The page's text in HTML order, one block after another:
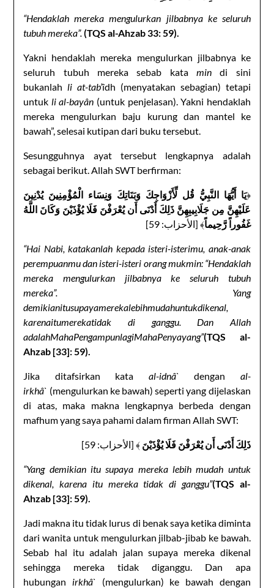
“Hendaklah mereka mengulurkan jilbabnya ke seluruh
tubuh mereka”.(TQS al-Ahzab33: 59)
Yakni hendaklah mereka mengulurkan jilbabnya ke
seluruh tubuh mereka sebab kata mindi sini
bukanlah li at-tab’îdh (menyatakan sebagian) tetapi
untuk li al-bayân (untuk penjelasan). Yakni hendaklah
mereka mengulurkan baju kurung dan mantel ke
bawah”, selesai kutipan dari buku tersebut.
Sesungguhnya ayat tersebut lengkapnya adalah
sebagai berikut. Allah SWT berfirman:
﴿يَا أَيُّهَا النَّبِيُّ قُل لِّأَزْوَاجِكَ وَبَنَاتِكَ وَنِسَاء الْمُؤْمِنِينَ يُدْنِينَ
عَلَيْهِنَّ مِن جَلَابِيبِهِنَّ ذَلِكَ أَدْنَى أَن يُعْرَفْنَ فَلَا يُؤْذَيْنَ وَكَانَ اللَّهُ
غَفُوراً رَّحِيماً﴾ [الأحزاب: 59]
“Hai Nabi, katakanlah kepada isteri-isterimu, anak-anak
perempuanmu dan isteri-isteri orang mukmin: “Hendaklah
mereka mengulurkan jilbabnya ke seluruh tubuh
mereka”. Yang
demikianitusupayamerekalebihmudahuntukdikenal,
karenaitumerekatidak di ganggu. Dan Allah
adalahMahaPengampunlagiMahaPenyayang”(TQS al-
Ahzab [33]: 59)
Jika ditafsirkan kata al-idnâ` dengan al-
irkhâ` (mengulurkan ke bawah) seperti yang dijelaskan
di atas, maka makna lengkapnya berbeda dengan
mafhum yang saya pahami dalam firman Allah SWT:
ذَلِكَ أَدْنَى أَن يُعْرَفْنَ فَلَا يُؤْذَيْنَ﴾ [الأحزاب: 59]
“Yang demikian itu supaya mereka lebih mudah untuk
dikenal, karena itu mereka tidak di ganggu”(TQS al-
Ahzab [33]: 59).
Jadi makna itu tidak lurus di benak saya ketika diminta
dari wanita untuk mengulurkan jilbab-jibab ke bawah.
Sebab hal itu adalah jalan supaya mereka dikenal
sehingga mereka tidak diganggu. Dan apa
hubungan irkhâ` (mengulurkan) ke bawah dengan